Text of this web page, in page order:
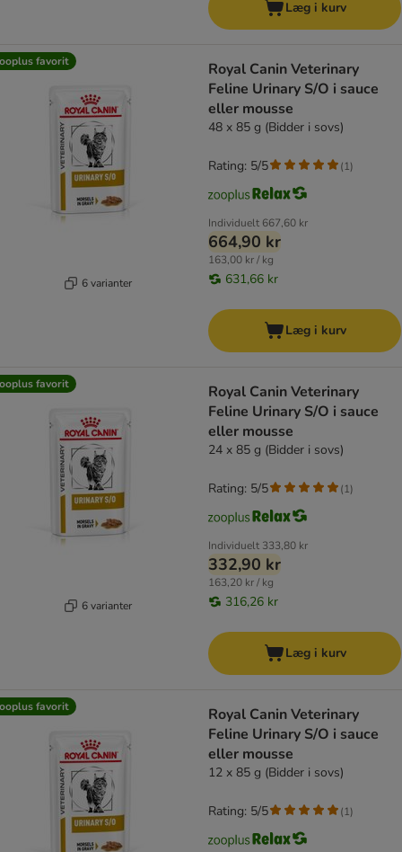
Læg i kurv
favorit
6 varianter
Royal Canin Veterinary
Feline Urinary S/O i sauce
eller mousse
48 x 85 g (Bidder i sovs)
Individuelt 667,60 kr
664,90 kr
163,00 kr / kg
631,66 kr
Rating: 5/5 (1)
Læg i kurv
favorit
6 varianter
Royal Canin Veterinary
Feline Urinary S/O i sauce
eller mousse
24 x 85 g (Bidder i sovs)
Individuelt 333,80 kr
332,90 kr
163,20 kr / kg
316,26 kr
Rating: 5/5 (1)
Læg i kurv
favorit
Royal Canin Veterinary
Feline Urinary S/O i sauce
eller mousse
12 x 85 g (Bidder i sovs)
Rating: 5/5 (1)